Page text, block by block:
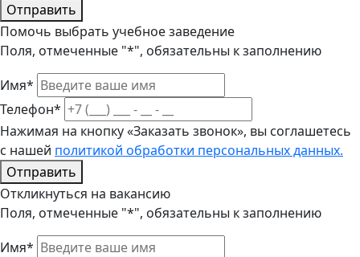
Отправить
Помочь выбрать учебное заведение
Поля, отмеченные "*", обязательны к заполнению
Имя*
Телефон*
Нажимая на кнопку «Заказать звонок», вы соглашетесь
с нашей политикой обработки персональных данных.
Отправить
Откликнуться на вакансию
Поля, отмеченные "*", обязательны к заполнению
Имя*